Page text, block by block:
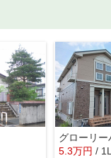
グローリー
5.3万円 /